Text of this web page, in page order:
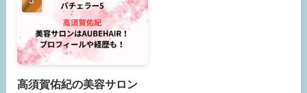
高須賀佑紀の美容サロン